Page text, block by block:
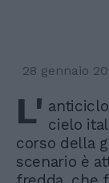
28 gennaio
L' cielo
corso della
scenario è